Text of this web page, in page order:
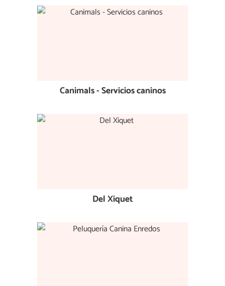
Canimals - Servicios caninos
Del Xiquet